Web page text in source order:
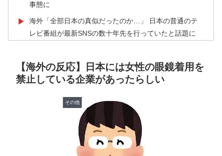
事態に
▶
海外「全部日本の真似だったのか…」 日本の普通のテ
レビ番組が最新SNSの数十年先を行っていたと話題に
なく応援しようよ」
▶
【夏の風物詩】「うるさい」で消える?“盆踊り”存続の
韓国が独自開発したと自慢する甘いトマト、実はそこら
辺のトマトに砂糖水を注入していただけなのが判明して
【海外の反応】日本には女性の眼鏡着用を
禁止している企業があったらしい
その他